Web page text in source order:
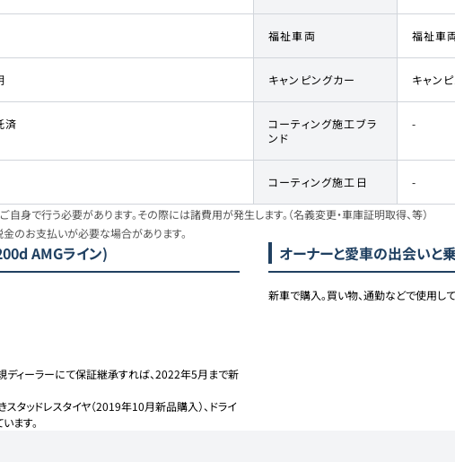
福祉車両 福祉車
キャンピングカー キャン
済
コーティング施工ブラ
ンド
-
コーティング施工日 -
身で行う必要があります。その際には諸費用が発生します。（名義変更・車庫証明取得、等）
のお支払いが必要な場合があります。
AMGライン)
ディーラーにて保証継承すれば、2022年5月まで新
タッドレスタイヤ（2019年10月新品購入）、ドライ
ます。
オーナーと愛車の出会いと
新車で購入。買い物、通勤などで使用して